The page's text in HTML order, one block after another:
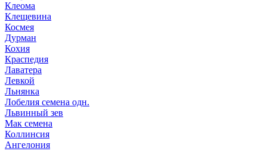
Клеома
Клещевина
Космея
Дурман
Кохия
Краспедия
Лаватера
Левкой
Льнянка
Лобелия семена одн.
Львинный зев
Мак семена
Коллинсия
Ангелония